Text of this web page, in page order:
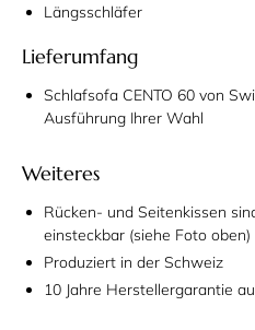
Längsschläfer
Lieferumfang
Schlafsofa CENTO 60 von
Ausführung Ihrer Wahl
Weiteres
Rücken- und Seitenkissen
einsteckbar (siehe Foto oben)
Produziert in der Schweiz
10 Jahre Herstellergarantie